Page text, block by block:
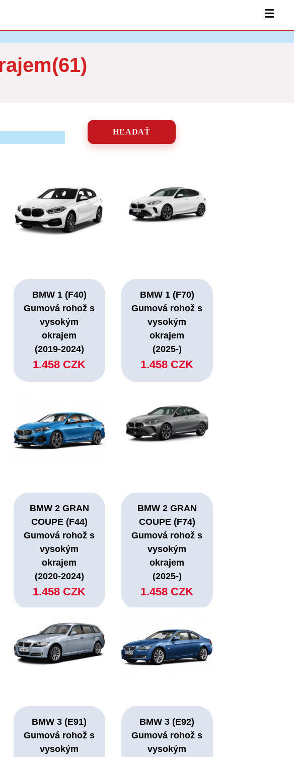
☰
HĽADAŤ
BMW 1 (F40)
Gumová rohož s
vysokým
okrajem
(2019-2024)
1.458 CZK
BMW 1 (F70)
Gumová rohož s
vysokým
okrajem
(2025-)
1.458 CZK
BMW 2 GRAN
COUPE (F44)
Gumová rohož s
vysokým
okrajem
(2020-2024)
1.458 CZK
BMW 2 GRAN
COUPE (F74)
Gumová rohož s
vysokým
okrajem
(2025-)
1.458 CZK
BMW 3 (E91)
Gumová rohož s
vysokým
BMW 3 (E92)
Gumová rohož s
vysokým